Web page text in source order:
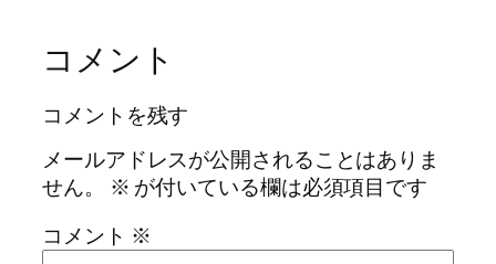
コメント
コメントを残す
メールアドレスが公開されることはありま
せん。
※ が付いている欄は必須項目です
コメント ※